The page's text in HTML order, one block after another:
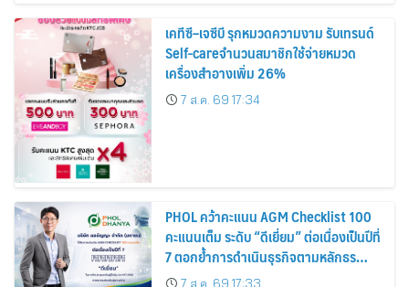
เคทีซี–เจซีบี รุกหมวดความงาม รับเทรนด์
Self-careจำนวนสมาชิกใช้จ่ายหมวด
เครื่องสำอางเพิ่ม 26%
7 ส.ค. 69 17:34
PHOL คว้าคะแนน AGM Checklist 100
คะแนนเต็ม ระดับ “ดีเยี่ยม” ต่อเนื่องเป็นปีที่
7 ตอกย้ำการดำเนินธุรกิจตามหลักธร
รมาภิบาล โปร่งใส สร้างความเชื่อมั่นผู้ถือ
7 ส.ค. 69 17:33